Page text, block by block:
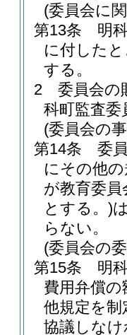
(委員会に
第13条
明
に付した
する。
2
委員会の
科町監査
(委員会の
第14条
委
にその他
が教育委
とする。)
らない。
(委員会の
第15条
明
費用弁償
他規定を
協議しな